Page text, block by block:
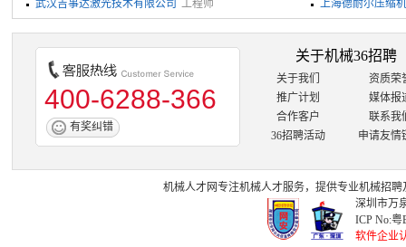
武汉吉事达激光技术有限公司 工程师 上海德耐尔压缩
400-6288-366
有奖纠错
关于机械36招聘
关于我们
资质荣
推广计划
媒体报
合作客户
联系我
36招聘活动
申请友情
机械人才网专注机械人才服务，提供专业机械招聘
深圳市万
ICP No:粤
软件企业